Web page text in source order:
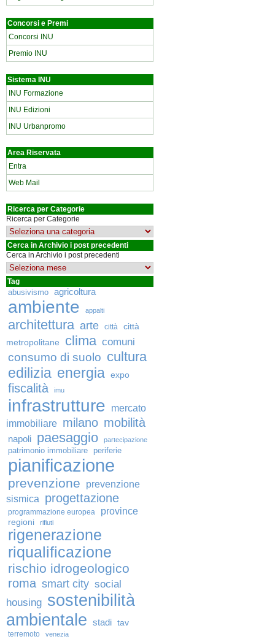
Concorsi e Premi
Concorsi INU
Premio INU
Sistema INU
INU Formazione
INU Edizioni
INU Urbanpromo
Area Riservata
Entra
Web Mail
Ricerca per Categorie
Ricerca per Categorie
Cerca in Archivio i post precedenti
Cerca in Archivio i post precedenti
Tag
abusivismo agricoltura
ambiente appalti
architettura arte città
città
metropolitane
clima comuni
consumo di suolo cultura
edilizia energia expo
fiscalità imu
infrastrutture
mercato
immobiliare milano mobilità
napoli paesaggio partecipazione
patrimonio immobiliare periferie
pianificazione
prevenzione
prevenzione
sismica
progettazione
programmazione europea province
regioni rifiuti
rigenerazione
riqualificazione
rischio idrogeologico
roma smart city social
housing sostenibilità
ambientale stadi tav
terremoto venezia